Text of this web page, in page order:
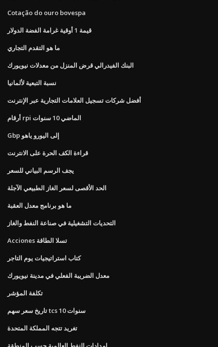
Cotação do ouro bovespa
قيمة 1 أوقية غرامة الفضة الدولار
ما هو التقدم التجاري
البنك الفيدرالي قرض المنزل من معدلات نيويورك
نسبة التبعية لألمانيا
أفضل شركات تسجيل العلامات التجارية عبر الإنترنت
أرقام rpi الماضي 10 سنوات
Gbp إلى اليورو ياهو
قراءة الكف الحرة على الانترنت
يجف الرسم البياني للسعر
الحد الأقصى لسعر الغاز الطبيعي الآجلة
ما هو برنامج معدل العقبة
التحديات التشغيلية في صناعة النفط والغاز
Acciones تسلا الطاقة
كتاب استراتيجيات يوم التاجر
معدل الضريبة الفعلي في مدينة نيويورك
تكلفة المؤشر
تاريخ سعر سهم tcs 10 سنوات
تغريد تتجه المملكة المتحدة